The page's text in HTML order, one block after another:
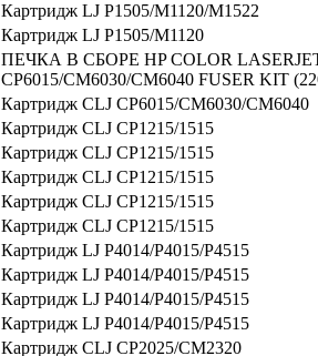
Картридж LJ P1505/M1120/M1522
Картридж LJ P1505/M1120
ПЕЧКА В СБОРЕ HP COLOR
CP6015/CM6030/CM6040 FUSER KIT
Картридж CLJ CP6015/CM6030/CM6040
Картридж CLJ CP1215/1515
Картридж CLJ CP1215/1515
Картридж CLJ CP1215/1515
Картридж CLJ CP1215/1515
Картридж CLJ CP1215/1515
Картридж LJ P4014/P4015/P4515
Картридж LJ P4014/P4015/P4515
Картридж LJ P4014/P4015/P4515
Картридж LJ P4014/P4015/P4515
Картридж CLJ CP2025/CM2320